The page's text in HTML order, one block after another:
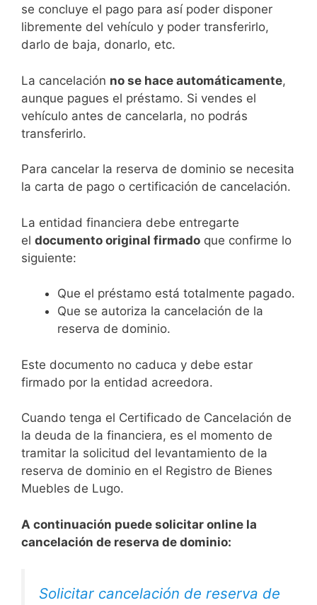
se concluye el pago para así poder disponer
libremente del vehículo y poder transferirlo,
darlo de baja, donarlo, etc.
La cancelación no se hace automáticamente,
aunque pagues el préstamo. Si vendes el
vehículo antes de cancelarla, no podrás
transferirlo.
Para cancelar la reserva de dominio se necesita
la carta de pago o certificación de cancelación.
La entidad financiera debe entregarte
el documento original firmado que confirme lo
siguiente:
Que el préstamo está totalmente pagado.
Que se autoriza la cancelación de la
reserva de dominio.
Este documento no caduca y debe estar
firmado por la entidad acreedora.
Cuando tenga el Certificado de Cancelación de
la deuda de la financiera, es el momento de
tramitar la solicitud del levantamiento de la
reserva de dominio en el Registro de Bienes
Muebles de Lugo.
A continuación puede solicitar online la
cancelación de reserva de dominio:
Solicitar cancelación de reserva de